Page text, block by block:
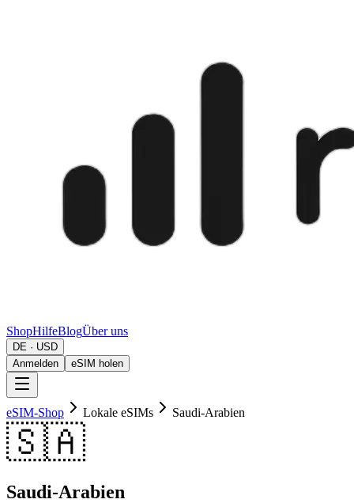
ShopHilfeBlogÜber uns
DE · USD
Anmelden
eSIM holen
eSIM-Shop Lokale eSIMs Saudi-Arabien
🇸🇦
Saudi-Arabien